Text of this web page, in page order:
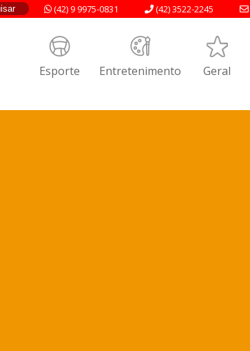
(42) 3522-2245
(42) 9 9975-0831
Esporte Entretenimento Geral